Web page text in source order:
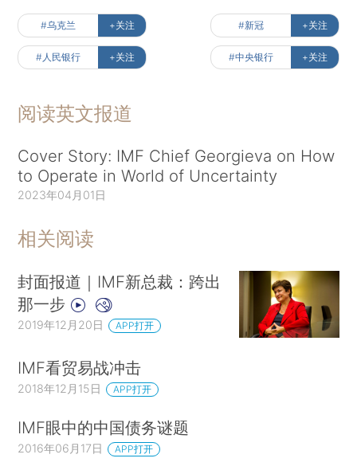
#乌克兰 +关注 #新冠 +关注
#人民银行 +关注 #中央银行 +关注
阅读英文报道
Cover Story: IMF Chief Georgieva on How
to Operate in World of Uncertainty
2023年04月01日
相关阅读
封面报道｜IMF新总裁：跨出
那一步
2019年12月20日 APP打开
IMF看贸易战冲击
2018年12月15日 APP打开
IMF眼中的中国债务谜题
2016年06月17日 APP打开